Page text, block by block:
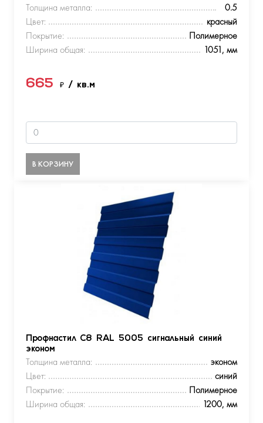
Толщина металла:
0.5
Цвет:
красный
Покрытие:
Полимерное
Ширина общая:
1051, мм
665 ₽ / кв.м
В КОРЗИНУ
Профнастил С8 RAL 5005 сигнальный синий
эконом
Толщина металла:
эконом
Цвет:
синий
Покрытие:
Полимерное
Ширина общая:
1200, мм